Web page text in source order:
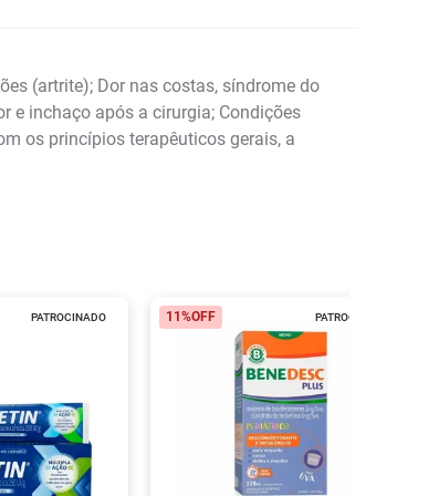
(artrite); Dor nas costas, síndrome do
e inchaço após a cirurgia; Condições
os princípios terapêuticos gerais, a
PATROCINADO PATROCINADO
11%OFF